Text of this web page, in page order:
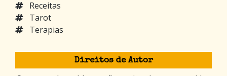
Receitas
Tarot
Terapias
Direitos de Autor